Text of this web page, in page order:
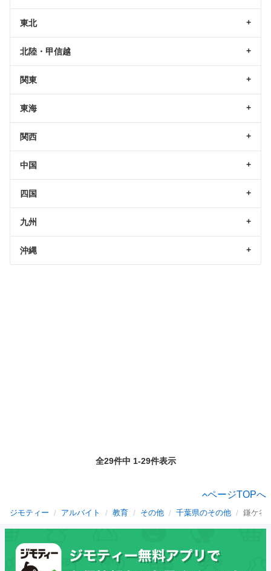
東北
北陸・甲信越
関東
東海
関西
中国
四国
九州
沖縄
全29件中 1-29件表示
ページTOPへ
ジモティー アルバイト 教育 その他 千葉県のその他 鎌ケ谷